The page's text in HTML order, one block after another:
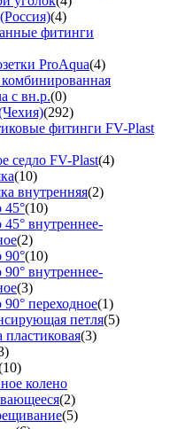
(4)
фитинги
ProAqua(4)
с вн.р.(0)
(292)
фитинги FV-Plast
седло FV-Plast(4)
(10)
внутренняя(2)
45°(10)
45° внутреннее-
(2)
90°(10)
90° внутреннее-
(3)
переходное(1)
петля(5)
(3)
колено
(2)
(5)